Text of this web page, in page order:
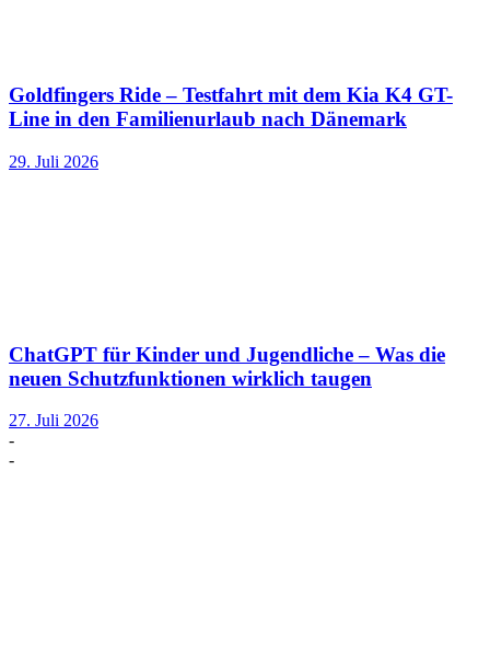
Goldfingers Ride – Testfahrt mit dem Kia K4 GT-
Line in den Familienurlaub nach Dänemark
29. Juli 2026
ChatGPT für Kinder und Jugendliche – Was die
neuen Schutzfunktionen wirklich taugen
27. Juli 2026
-
-